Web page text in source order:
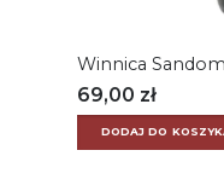
Winnica
69,00 zł
DODAJ DO